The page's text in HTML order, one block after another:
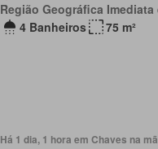
Região Geográfica
4 Banheiros
75 m²
Há 1 dia, 1 hora em Chaves na